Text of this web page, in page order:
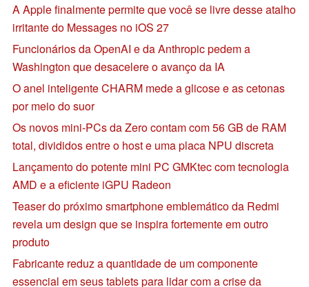
A Apple finalmente permite que você se livre desse atalho
irritante do Messages no iOS 27
Funcionários da OpenAI e da Anthropic pedem a
Washington que desacelere o avanço da IA
O anel inteligente CHARM mede a glicose e as cetonas
por meio do suor
Os novos mini-PCs da Zero contam com 56 GB de RAM
total, divididos entre o host e uma placa NPU discreta
Lançamento do potente mini PC GMKtec com tecnologia
AMD e a eficiente iGPU Radeon
Teaser do próximo smartphone emblemático da Redmi
revela um design que se inspira fortemente em outro
produto
Fabricante reduz a quantidade de um componente
essencial em seus tablets para lidar com a crise da